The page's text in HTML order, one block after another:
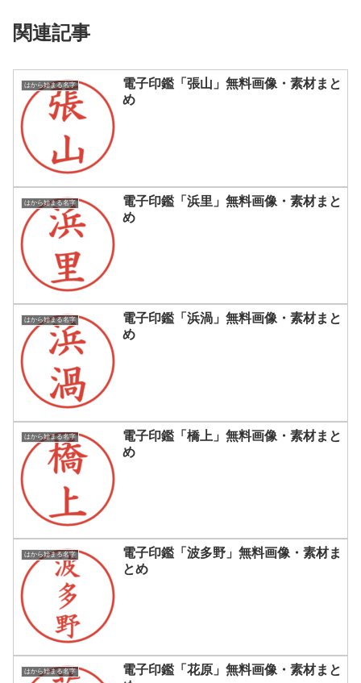
関連記事
はから始まる名字
電子印鑑「張山」無料画像・素材まと
め
はから始まる名字
電子印鑑「浜里」無料画像・素材まと
め
はから始まる名字
電子印鑑「浜渦」無料画像・素材まと
め
はから始まる名字
電子印鑑「橋上」無料画像・素材まと
め
はから始まる名字
電子印鑑「波多野」無料画像・素材ま
とめ
はから始まる名字
電子印鑑「花原」無料画像・素材まと